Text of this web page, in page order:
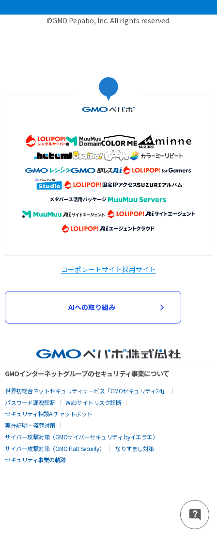
©GMO Pepabo, Inc. All rights reserved.
コーポレートサイト採用サイト
AIへの取り組み
GMOインターネットグループのセキュリティ事業について
世界初総合ネットセキュリティサービス「GMOセキュリティ24」
パスワード漏洩診断
Webサイトリスク診断
セキュリティ相談AIチャットボット
実在証明・盗聴対策
サイバー攻撃対策（GMOサイバーセキュリティ byイエラエ）
サイバー攻撃対策（GMO Flatt Security）
なりすまし対策
セキュリティ事業の軌跡